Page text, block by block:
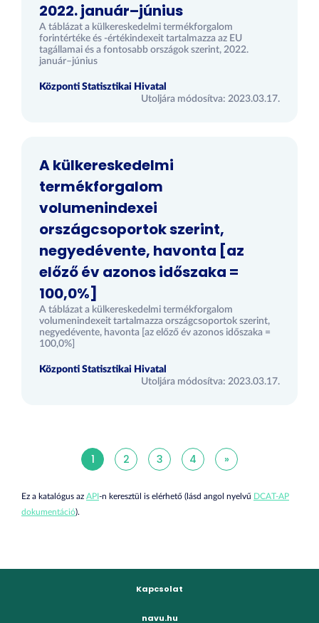
2022. január–június
A táblázat a külkereskedelmi termékforgalom
forintértéke és -értékindexeit tartalmazza az EU
tagállamai és a fontosabb országok szerint, 2022.
január–június
Központi Statisztikai Hivatal
Utoljára módosítva: 2023.03.17.
A külkereskedelmi
termékforgalom
volumenindexei
országcsoportok szerint,
negyedévente, havonta [az
előző év azonos időszaka =
100,0%]
A táblázat a külkereskedelmi termékforgalom
volumenindexeit tartalmazza országcsoportok szerint,
negyedévente, havonta [az előző év azonos időszaka =
100,0%]
Központi Statisztikai Hivatal
Utoljára módosítva: 2023.03.17.
1 2 3 4 »
Ez a katalógus az API-n keresztül is elérhető (lásd angol nyelvű DCAT-AP
dokumentáció).
Kapcsolat
navu.hu